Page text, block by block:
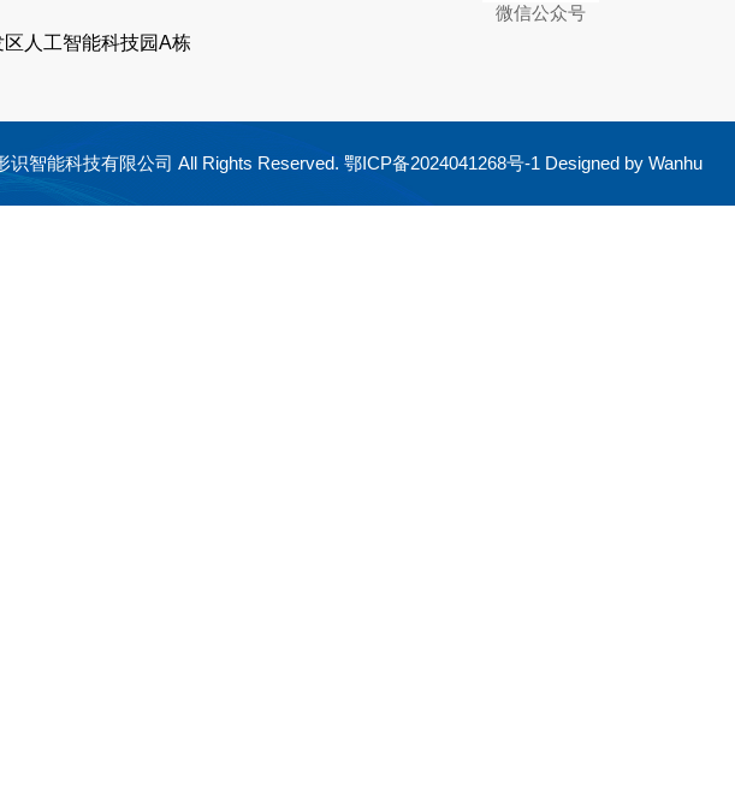
人工智能科技园A栋
微信公众号
识智能科技有限公司 All Rights Reserved.鄂ICP备2024041268号-1 Designed byWanhu